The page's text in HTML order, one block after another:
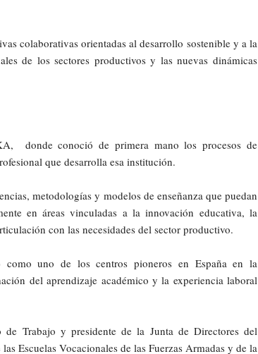
colaborativas orientadas al desarrollo sostenible y a la
de los sectores productivos y las nuevas dinámicas
donde conoció de primera mano los procesos de
que desarrolla esa institución.
metodologías y modelos de enseñanza que puedan
en áreas vinculadas a la innovación educativa, la
con las necesidades del sector productivo.
como uno de los centros pioneros en España en la
del aprendizaje académico y la experiencia laboral
Trabajo y presidente de la Junta de Directores del
Escuelas Vocacionales de las Fuerzas Armadas y de la